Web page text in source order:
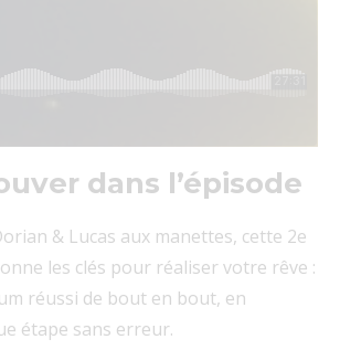
dans l’épisode
& Lucas aux manettes, cette 2e
les clés pour réaliser votre rêve :
réussi de bout en bout, en
étape sans erreur.